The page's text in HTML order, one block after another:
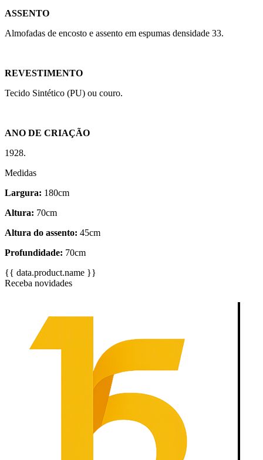
ASSENTO
Almofadas de encosto e assento em espumas densidade 33.
REVESTIMENTO
Tecido Sintético (PU) ou couro.
ANO DE CRIAÇÃO
1928.
Medidas
Largura: 180cm
Altura: 70cm
Altura do assento: 45cm
Profundidade: 70cm
{{ data.product.name }}
Receba novidades